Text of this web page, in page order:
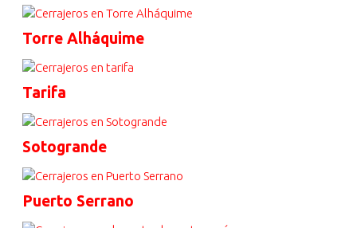
Torre Alháquime
Tarifa
Sotogrande
Puerto Serrano